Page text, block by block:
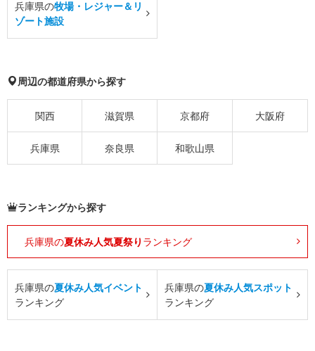
兵庫県の牧場・レジャー＆リ
ゾート施設
周辺の都道府県から探す
関西 滋賀県 京都府 大阪府
兵庫県 奈良県 和歌山県
ランキングから探す
兵庫県の夏休み人気夏祭り ランキング
兵庫県の夏休み人気イベント
ランキング
兵庫県の夏休み人気スポット
ランキング